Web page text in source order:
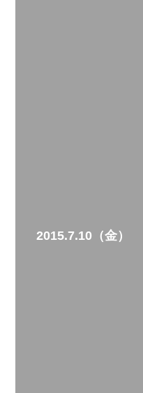
2015.7.10（金）